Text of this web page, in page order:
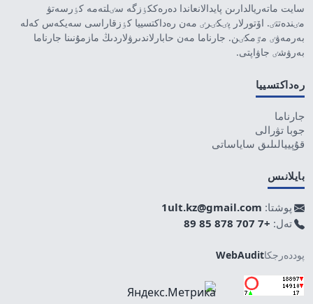
سايت ماتەريالدارىن پايدالانعاندا دەرەككٶزگە سٸلتەمە كٶرسەتۋ
مٸندەتتٸ. اۆتورلار پٸكٸرٸ مەن رەداكتسييا كٶزقاراسى سەيكەس كەلە
بەرمەۋٸ مٷمكٸن. جارناما مەن حابارلاندىرۋلاردىڭ مازمۇنىنا جارناما
بەرۋشٸ جاۋاپتى.
رەداكتسييا
جارناما
جوبا تۋرالى
قۇپييالىلىق ساياساتى
بايلانىس
پوشتا: 1ult.kz@gmail.com
تەل: +7 707 878 85 89
پوددەرجكاWebAudit